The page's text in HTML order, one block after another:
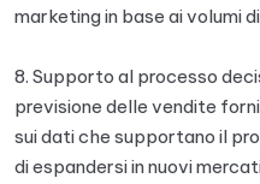
marketing in base ai volumi
8. Supporto al processo
previsione delle vendite
sui dati che supportano il
di espandersi in nuovi